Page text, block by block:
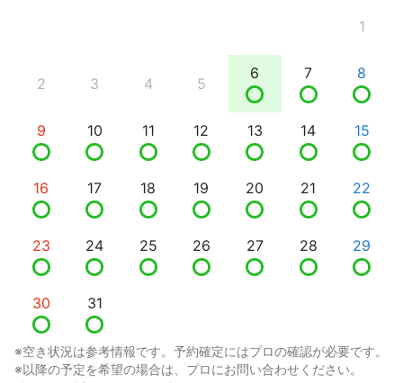
1
2 3 4 5
6 7 8
9 10 11 12 13 14 15
16 17 18 19 20 21 22
23 24 25 26 27 28 29
30 31
※空き状況は参考情報です。予約確定にはプロの確認が必要です。
※以降の予定を希望の場合は、プロにお問い合わせください。